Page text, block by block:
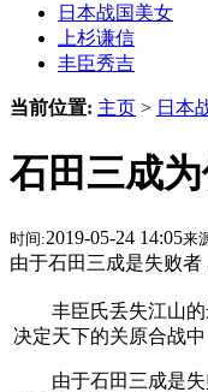
日本战国美女
上杉谦信
丰臣秀吉
当前位置: 主页 > 日本
石田三成
时间:2019-05-24 14:05来
由于石田三成是失败
丰臣氏丢失江山的最
决定天下的关原合战
由于石田三成是失败